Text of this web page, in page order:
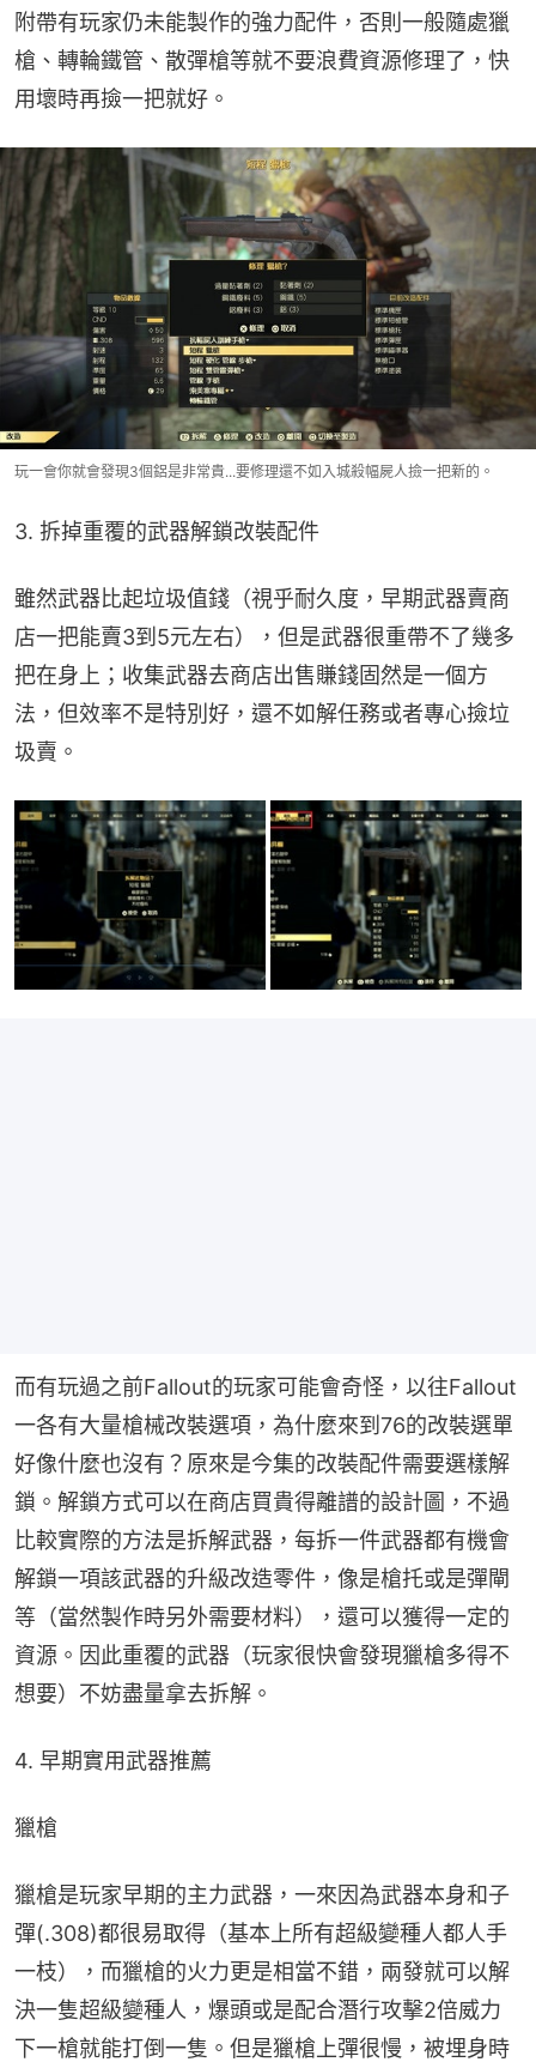
附帶有玩家仍未能製作的強力配件，否則一般隨處獵
槍、轉輪鐵管、散彈槍等就不要浪費資源修理了，快
用壞時再撿一把就好。
玩一會你就會發現3個鋁是非常貴...要修理還不如入城殺幅屍人撿一把新的。
3. 拆掉重覆的武器解鎖改裝配件
雖然武器比起垃圾值錢（視乎耐久度，早期武器賣商
店一把能賣3到5元左右），但是武器很重帶不了幾多
把在身上；收集武器去商店出售賺錢固然是一個方
法，但效率不是特別好，還不如解任務或者專心撿垃
圾賣。
而有玩過之前Fallout的玩家可能會奇怪，以往Fallout
一各有大量槍械改裝選項，為什麼來到76的改裝選單
好像什麼也沒有？原來是今集的改裝配件需要選樣解
鎖。解鎖方式可以在商店買貴得離譜的設計圖，不過
比較實際的方法是拆解武器，每拆一件武器都有機會
解鎖一項該武器的升級改造零件，像是槍托或是彈閘
等（當然製作時另外需要材料），還可以獲得一定的
資源。因此重覆的武器（玩家很快會發現獵槍多得不
想要）不妨盡量拿去拆解。
4. 早期實用武器推薦
獵槍
獵槍是玩家早期的主力武器，一來因為武器本身和子
彈(.308)都很易取得（基本上所有超級變種人都人手
一枝），而獵槍的火力更是相當不錯，兩發就可以解
決一隻超級變種人，爆頭或是配合潛行攻擊2倍威力
下一槍就能打倒一隻。但是獵槍上彈很慢，被埋身時